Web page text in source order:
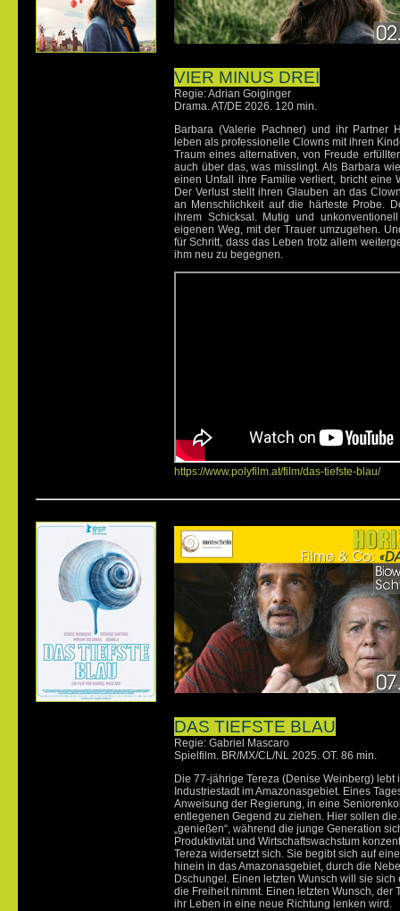
VIER MINUS DREI
Regie: Adrian Goiginger
Drama. AT/DE 2026. 120 min.
Barbara (Valerie Pachner) und ihr Partner
leben als professionelle Clowns mit ihren
Traum eines alternativen, von Freude
auch über das, was misslingt. Als Barbara
einen Unfall ihre Familie verliert, bricht eine
Der Verlust stellt ihren Glauben an das
an Menschlichkeit auf die härteste Probe.
ihrem Schicksal. Mutig und
eigenen Weg, mit der Trauer umzugehen.
für Schritt, dass das Leben trotz allem
ihm neu zu begegnen.
https://www.polyfilm.at/film/das-tiefste-blau/
DAS TIEFSTE BLAU
Regie: Gabriel Mascaro
Spielfilm. BR/MX/CL/NL 2025. OT. 86 min.
Die 77-jährige Tereza (Denise Weinberg) lebt
Industriestadt im Amazonasgebiet. Eines
Anweisung der Regierung, in eine
entlegenen Gegend zu ziehen. Hier sollen
„genießen“, während die junge Generation
Produktivität und Wirtschaftswachstum
Tereza widersetzt sich. Sie begibt sich auf
hinein in das Amazonasgebiet, durch die
Dschungel. Einen letzten Wunsch will sie
die Freiheit nimmt. Einen letzten Wunsch, der
ihr Leben in eine neue Richtung lenken wird.